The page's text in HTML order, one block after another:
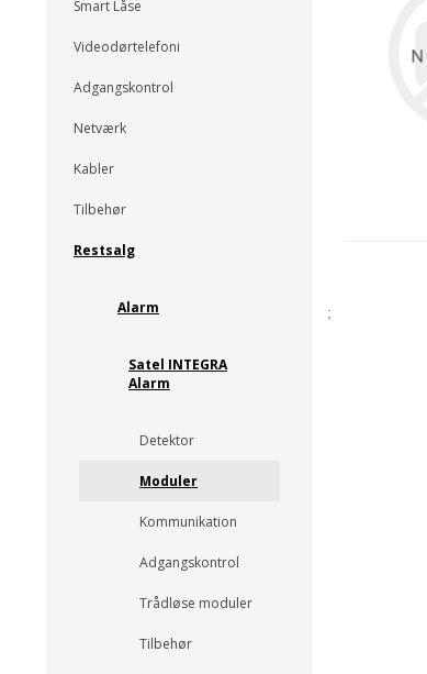
Smart Låse
Videodørtelefoni
Adgangskontrol
Netværk
Kabler
Tilbehør
Restsalg
Alarm
Satel INTEGRA
Alarm
Detektor
Moduler
Kommunikation
Adgangskontrol
Trådløse moduler
Tilbehør
;